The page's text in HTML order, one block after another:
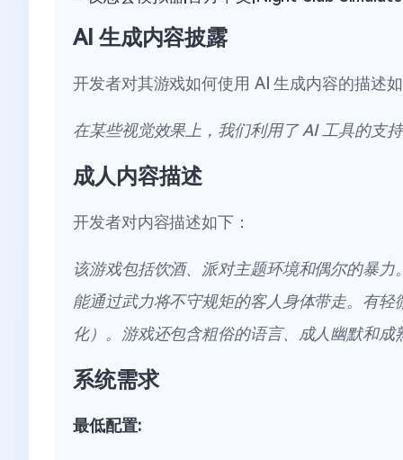
AI 生成内容披露
开发者对其游戏如何使用 AI 生成内容的描述
在某些视觉效果上，我们利用了 AI 工具的支
成人内容描述
开发者对内容描述如下：
该游戏包括饮酒、派对主题环境和偶尔的暴
能通过武力将不守规矩的客人身体带走。有
化）。游戏还包含粗俗的语言、成人幽默和成
系统需求
最低配置: